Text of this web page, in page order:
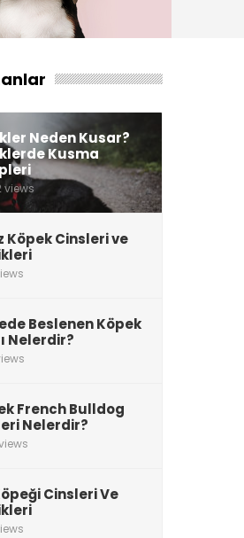
Neden Kusar?
Kusma
views
Köpek Cinsleri ve
Beslenen Köpek
Nelerdir?
French Bulldog
Nelerdir?
Cinsleri Ve